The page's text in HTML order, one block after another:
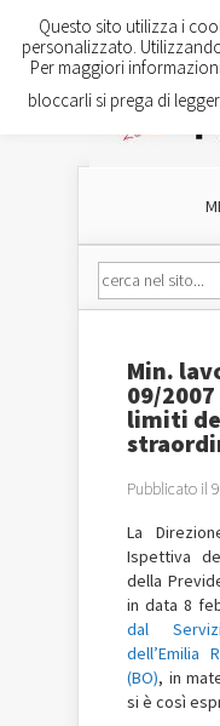
Min.
09/
limiti
Pubblicato il
La
Ispettiva
della
in data 8
dal
dell’Emilia
(BO), in
si è così
Questo sito utilizza i
personalizzato.
Per maggiori
bloccarli si prega di